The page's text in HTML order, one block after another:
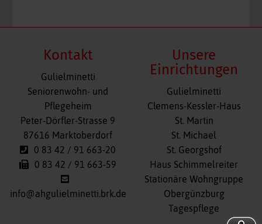
Kontakt
Gulielminetti
Seniorenwohn- und
Pflegeheim
Peter-Dörfler-Strasse 9
87616 Marktoberdorf
0 83 42 / 91 663-20
0 83 42 / 91 663-59
info@ahgulielminetti.brk.de
Unsere
Einrichtungen
Navigation
überspringen
Gulielminetti
Clemens-Kessler-Haus
St. Martin
St. Michael
St. Georgshof
Haus Schimmelreiter
Stationäre Wohngruppe
Obergünzburg
Tagespflege